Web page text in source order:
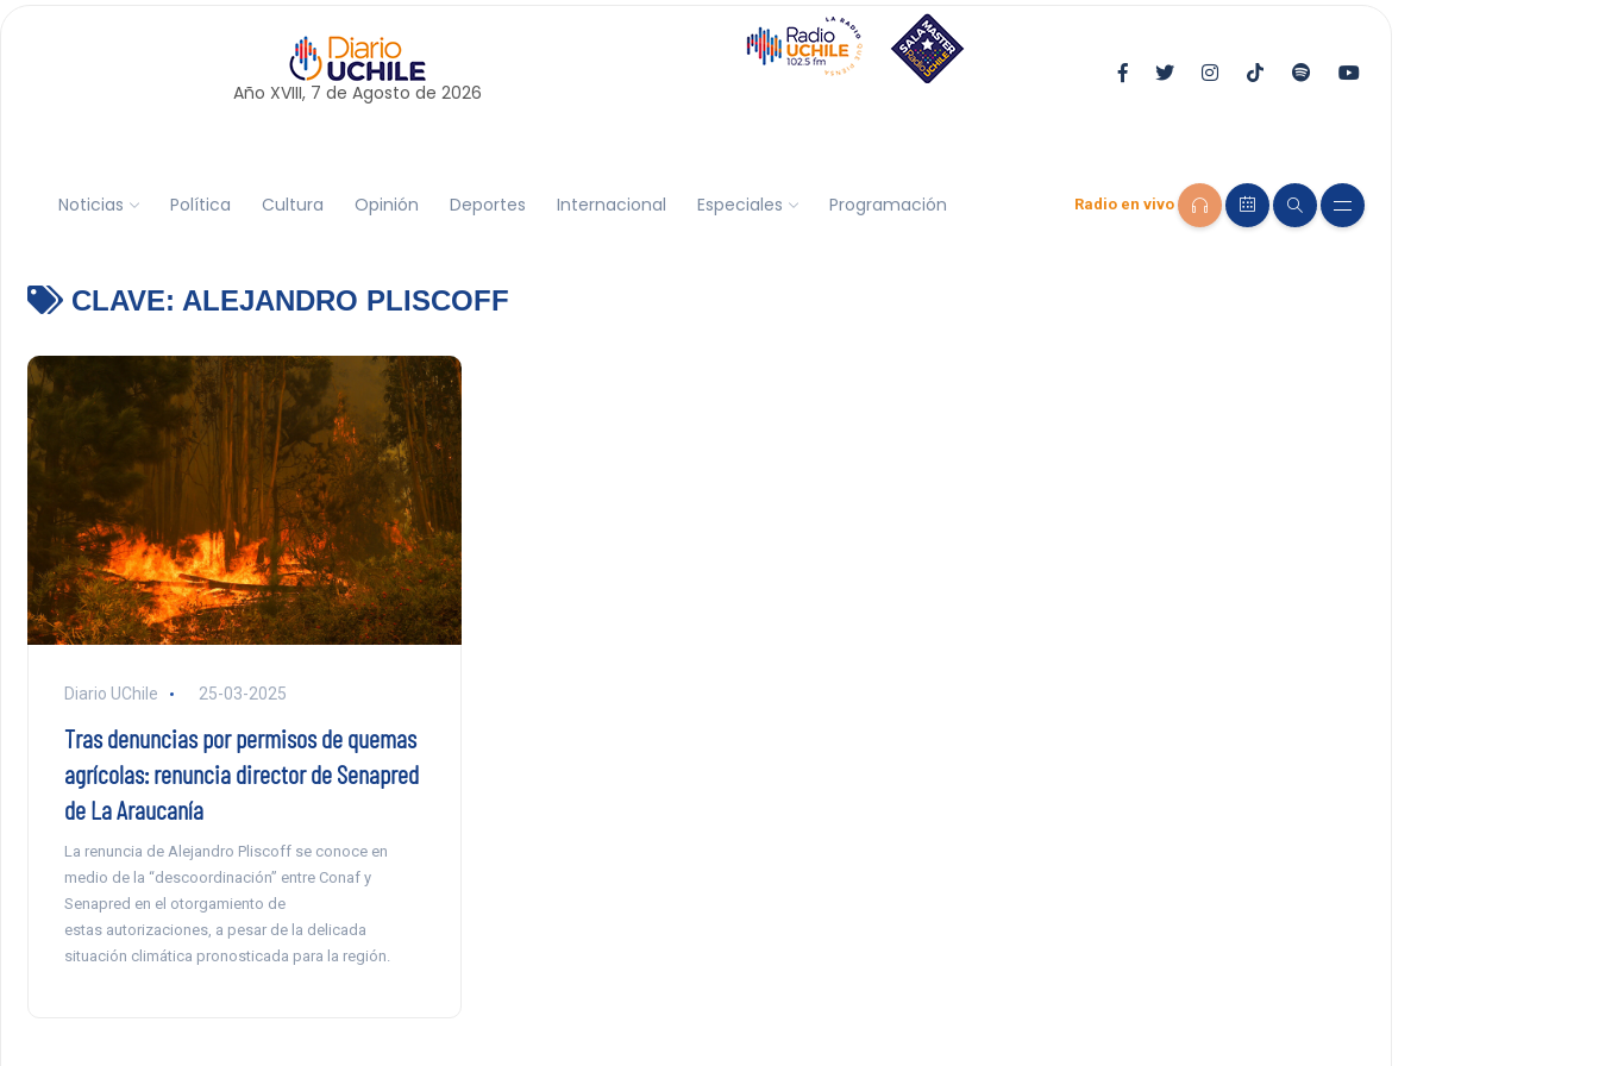
Año XVIII, 7 de Agosto de 2026
Noticias Política Cultura Opinión Deportes Internacional Especiales Programación Radio en vivo
CLAVE: ALEJANDRO PLISCOFF
Diario UChile 25-03-2025
Tras denuncias por permisos de quemas
agrícolas: renuncia director de Senapred
de La Araucanía
La renuncia de Alejandro Pliscoff se conoce en
medio de la “descoordinación” entre Conaf y
Senapred en el otorgamiento de
estas autorizaciones, a pesar de la delicada
situación climática pronosticada para la región.